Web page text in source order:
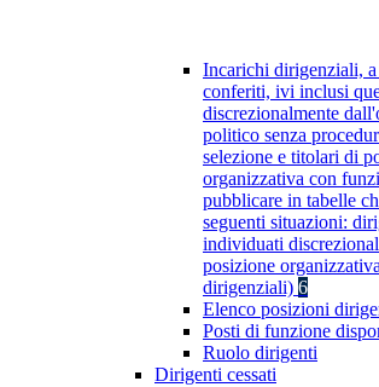
Incarichi dirigenziali,
conferiti, ivi inclusi
discrezionalmente
politico senza
selezione e titolari di
organizzativa con
pubblicare in tabelle
seguenti situazioni:
individuati
posizione
dirigenziali) 6
Elenco posizioni
Posti di funzione
Ruolo dirigenti
Dirigenti cessati